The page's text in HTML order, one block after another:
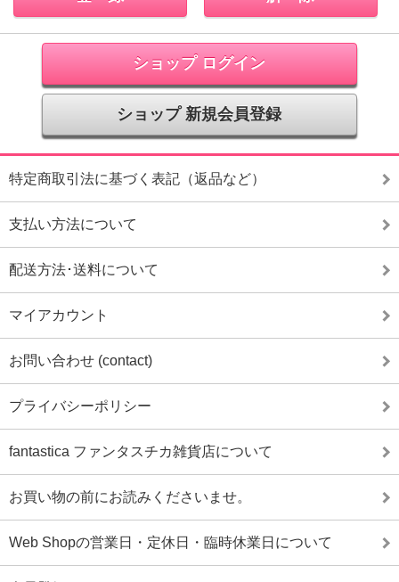
ショップ ログイン
ショップ 新規会員登録
特定商取引法に基づく表記（返品など）
支払い方法について
配送方法･送料について
マイアカウント
お問い合わせ (contact)
プライバシーポリシー
fantastica ファンタスチカ雑貨店について
お買い物の前にお読みくださいませ。
Web Shopの営業日・定休日・臨時休業日について